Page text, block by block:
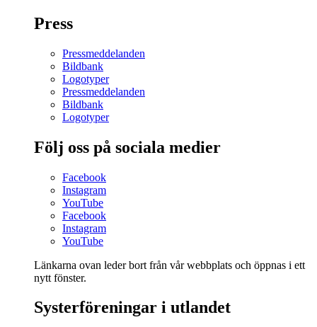
Press
Pressmeddelanden
Bildbank
Logotyper
Pressmeddelanden
Bildbank
Logotyper
Följ oss på sociala medier
Facebook
Instagram
YouTube
Facebook
Instagram
YouTube
Länkarna ovan leder bort från vår webbplats och öppnas i ett
nytt fönster.
Systerföreningar i utlandet